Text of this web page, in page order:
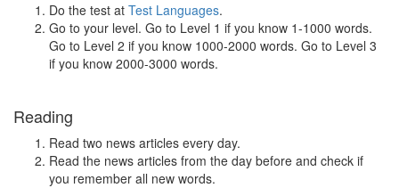
Do the test at Test Languages.
Go to your level. Go to Level 1 if you know 1-1000 words.
Go to Level 2 if you know 1000-2000 words. Go to Level 3
if you know 2000-3000 words.
Reading
Read two news articles every day.
Read the news articles from the day before and check if
you remember all new words.